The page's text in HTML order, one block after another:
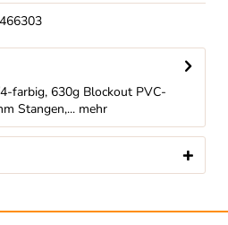
farbig, 630g Blockout PVC-
Stangen,... mehr